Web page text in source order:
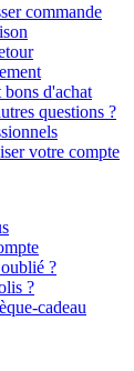
commande
d'achat
questions ?
votre compte
?
?
cadeau